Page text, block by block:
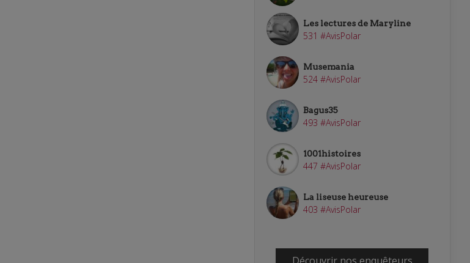
Les lectures de Maryline
531 #AvisPolar
Musemania
524 #AvisPolar
Bagus35
493 #AvisPolar
1001histoires
447 #AvisPolar
La liseuse heureuse
403 #AvisPolar